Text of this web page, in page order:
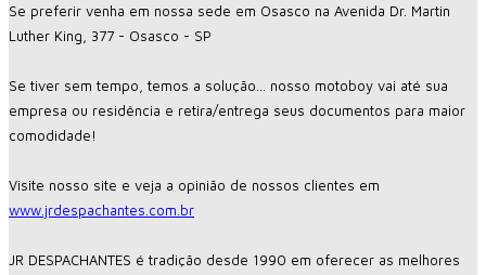
Se preferir venha em nossa sede em Osasco na Avenida Dr. Martin
Luther King, 377 - Osasco - SP
Se tiver sem tempo, temos a solução... nosso motoboy vai até sua
empresa ou residência e retira/entrega seus documentos para maior
comodidade!
Visite nosso site e veja a opinião de nossos clientes em
www.jrdespachantes.com.br
JR DESPACHANTES é tradição desde 1990 em oferecer as melhores